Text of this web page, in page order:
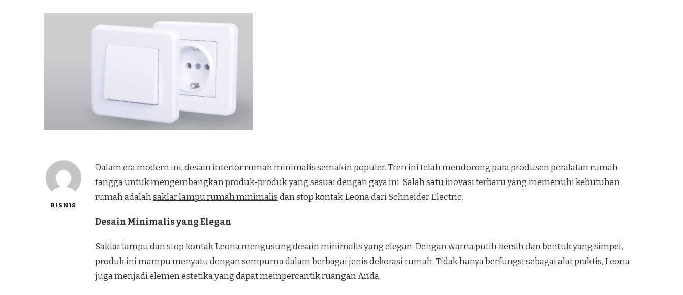
BISNIS
Dalam era modern ini, desain interior rumah minimalis semakin populer. Tren ini telah mendorong para produsen peralatan rumah
tangga untuk mengembangkan produk-produk yang sesuai dengan gaya ini. Salah satu inovasi terbaru yang memenuhi kebutuhan
rumah adalahsaklar lampu rumah minimalisdan stop kontak Leona dari Schneider Electric.
Desain Minimalis yang Elegan
Saklar lampu dan stop kontak Leona mengusung desain minimalis yang elegan. Dengan warna putih bersih dan bentuk yang simpel,
produk ini mampu menyatu dengan sempurna dalam berbagai jenis dekorasi rumah. Tidak hanya berfungsi sebagai alat praktis, Leona
juga menjadi elemen estetika yang dapat mempercantik ruangan Anda.